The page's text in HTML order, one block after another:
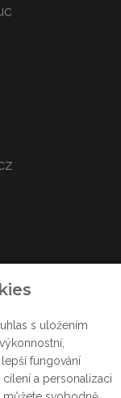
s uložením
fungování
a personalizaci